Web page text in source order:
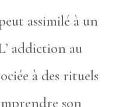
assimilé à un
addiction au
à des rituels
son